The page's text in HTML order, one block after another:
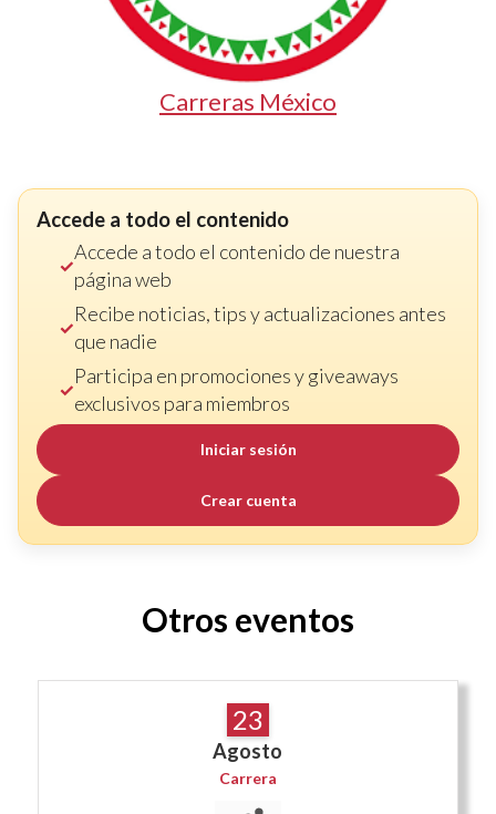
Carreras México
Accede a todo el contenido
Accede a todo el contenido de nuestra
página web
Recibe noticias, tips y actualizaciones antes
que nadie
Participa en promociones y giveaways
exclusivos para miembros
Iniciar sesión
Crear cuenta
Otros eventos
23
Agosto
Carrera